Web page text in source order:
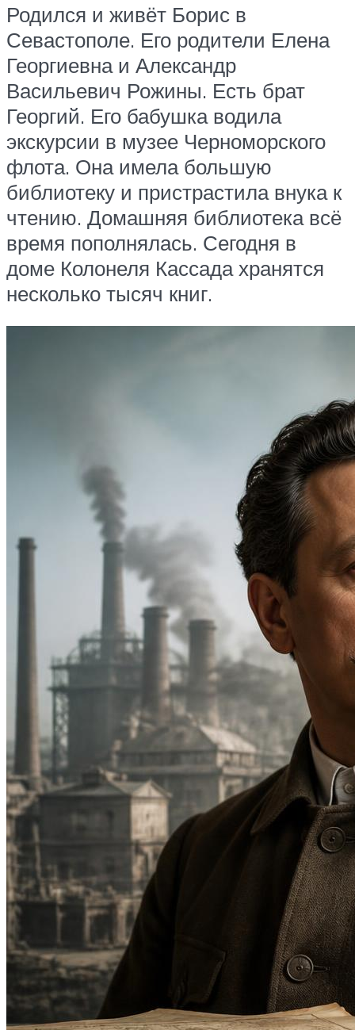
Родился и живёт Борис в
Севастополе. Его родители Елена
Георгиевна и Александр
Васильевич Рожины. Есть брат
Георгий. Его бабушка водила
экскурсии в музее Черноморского
флота. Она имела большую
библиотеку и пристрастила внука к
чтению. Домашняя библиотека всё
время пополнялась. Сегодня в
доме Колонеля Кассада хранятся
несколько тысяч книг.